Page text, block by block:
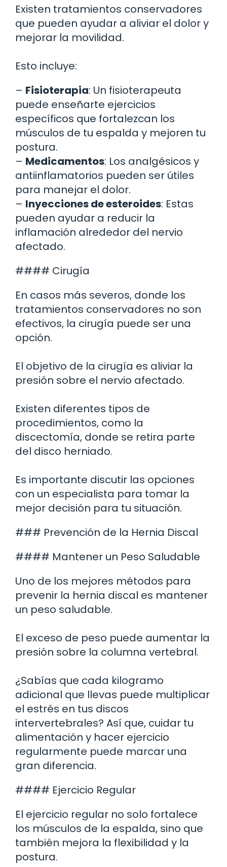
Existen tratamientos conservadores
que pueden ayudar a aliviar el dolor y
mejorar la movilidad.
Esto incluye:
– Fisioterapia: Un fisioterapeuta
puede enseñarte ejercicios
específicos que fortalezcan los
músculos de tu espalda y mejoren tu
postura.
– Medicamentos: Los analgésicos y
antiinflamatorios pueden ser útiles
para manejar el dolor.
– Inyecciones de esteroides: Estas
pueden ayudar a reducir la
inflamación alrededor del nervio
afectado.
#### Cirugía
En casos más severos, donde los
tratamientos conservadores no son
efectivos, la cirugía puede ser una
opción.
El objetivo de la cirugía es aliviar la
presión sobre el nervio afectado.
Existen diferentes tipos de
procedimientos, como la
discectomía, donde se retira parte
del disco herniado.
Es importante discutir las opciones
con un especialista para tomar la
mejor decisión para tu situación.
### Prevención de la Hernia Discal
#### Mantener un Peso Saludable
Uno de los mejores métodos para
prevenir la hernia discal es mantener
un peso saludable.
El exceso de peso puede aumentar la
presión sobre la columna vertebral.
¿Sabías que cada kilogramo
adicional que llevas puede multiplicar
el estrés en tus discos
intervertebrales? Así que, cuidar tu
alimentación y hacer ejercicio
regularmente puede marcar una
gran diferencia.
#### Ejercicio Regular
El ejercicio regular no solo fortalece
los músculos de la espalda, sino que
también mejora la flexibilidad y la
postura.